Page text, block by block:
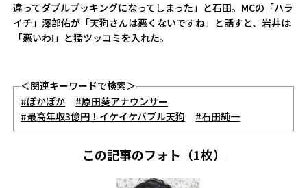
違ってダブルブッキングになってしまった」と石田。MCの「ハラ
イチ」澤部佑が「天狗さんは悪くないですね」と話すと、岩井は
「悪いわ!」と猛ツッコミを入れた。
＜関連キーワードで検索＞
#ぽかぽか
#原田葵アナウンサー
#最高年収3億円！イケイケバブル天狗
#石田純一
この記事のフォト（1枚）